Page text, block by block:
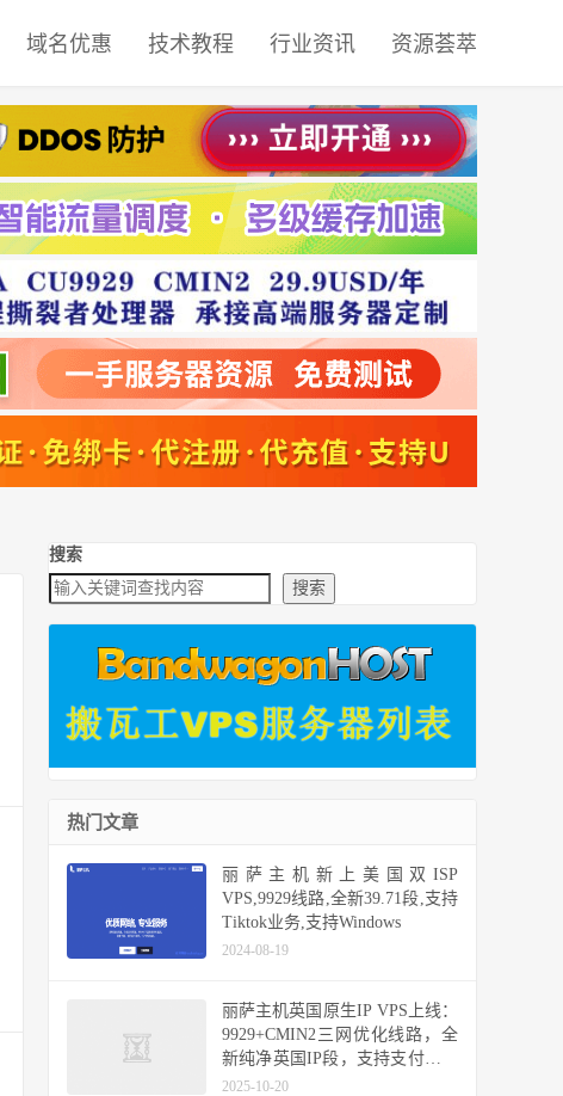
域名优惠 技术教程 行业资讯 资源荟萃
搜索
搜索
热门文章
丽萨主机新上美国双ISP
VPS,9929线路,全新39.71段,支持
Tiktok业务,支持Windows
2024-08-19
丽萨主机英国原生IP VPS上线：
9929+CMIN2三网优化线路，全
新纯净英国IP段，支持支付宝、
USDT
2025-10-20